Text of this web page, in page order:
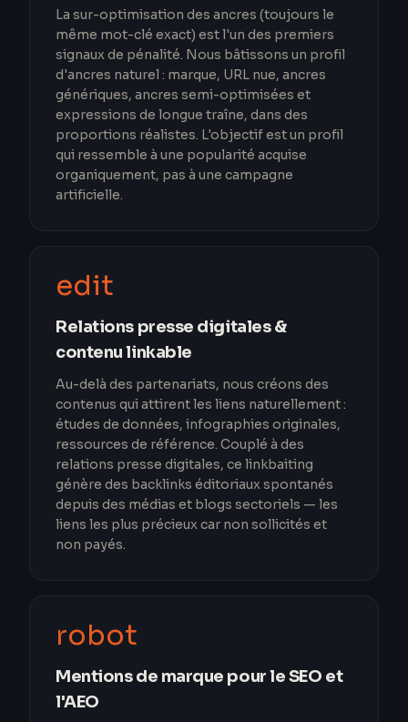
La sur-optimisation des ancres (toujours le
même mot-clé exact) est l'un des premiers
signaux de pénalité. Nous bâtissons un profil
d'ancres naturel : marque, URL nue, ancres
génériques, ancres semi-optimisées et
expressions de longue traîne, dans des
proportions réalistes. L'objectif est un profil
qui ressemble à une popularité acquise
organiquement, pas à une campagne
artificielle.
edit
Relations presse digitales &
contenu linkable
Au-delà des partenariats, nous créons des
contenus qui attirent les liens naturellement :
études de données, infographies originales,
ressources de référence. Couplé à des
relations presse digitales, ce linkbaiting
génère des backlinks éditoriaux spontanés
depuis des médias et blogs sectoriels — les
liens les plus précieux car non sollicités et
non payés.
robot
Mentions de marque pour le SEO et
l'AEO